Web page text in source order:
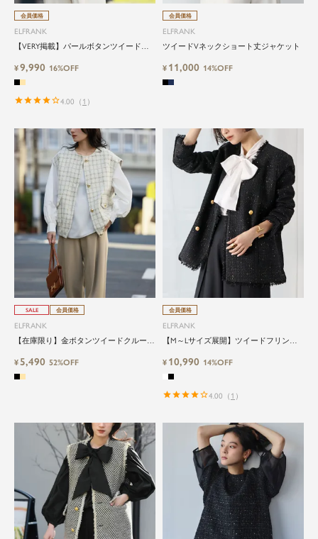
会員価格
ELFRANK
【VERY掲載】パールボタンツイードフ
¥9,990 16%OFF
4.00 （ 1 ）
会員価格
ELFRANK
ツイードVネックショート丈ジャケット
¥ 11,000 14%OFF
SALE 会員価格
ELFRANK
【在庫限り】金ボタンツイードクルーネ
¥5,490 52%OFF
会員価格
ELFRANK
【M～Lサイズ展開】ツイードフリンジ
¥ 10,990 14%OFF
4.00 （ 1 ）